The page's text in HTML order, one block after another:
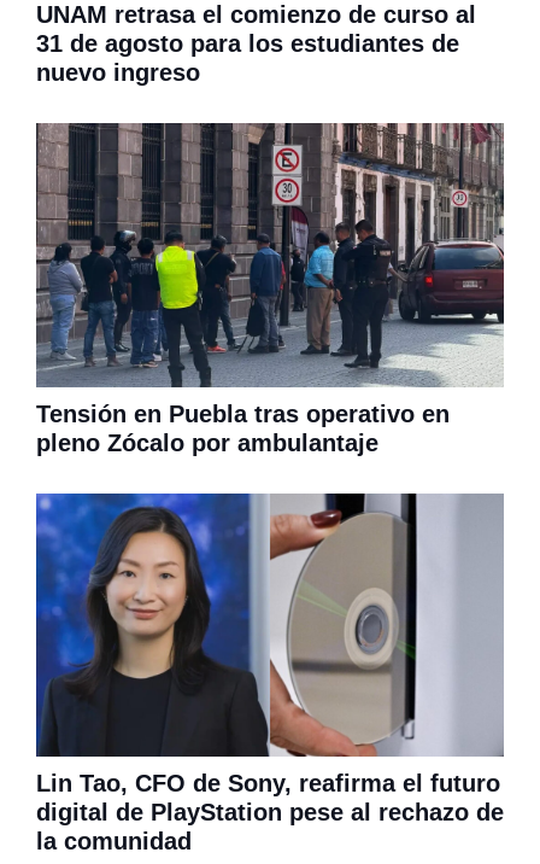
UNAM retrasa el comienzo de curso al
31 de agosto para los estudiantes de
nuevo ingreso
Tensión en Puebla tras operativo en
pleno Zócalo por ambulantaje
Lin Tao, CFO de Sony, reafirma el futuro
digital de PlayStation pese al rechazo de
la comunidad